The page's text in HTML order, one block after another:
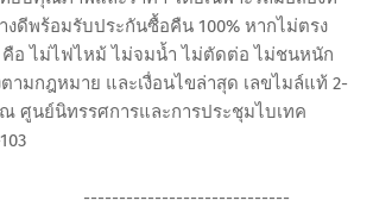
งดีพร้อมรับประกันซื้อคืน 100% หากไม่ตรง
คือ ไม่ไฟไหม้ ไม่จมน้ำ ไม่ตัดต่อ ไม่ชนหนัก
ามกฎหมาย และเงื่อนไขล่าสุด เลขไมล์แท้ 2-
ศูนย์นิทรรศการและการประชุมไบเทค